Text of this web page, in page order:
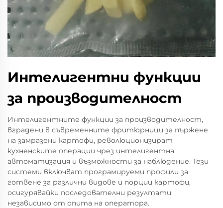
Интелигентни функции
за производителност
Интелигентните функции за производителност,
вградени в съвременните фритюрници за пържене
на замразени картофи, революционизират
кухненските операции чрез интелигентна
автоматизация и възможности за наблюдение. Тези
системи включват програмируеми профили за
готвене за различни видове и порции картофи,
осигурявайки последователни резултати
независимо от опита на оператора.